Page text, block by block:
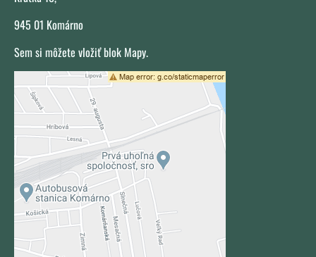
945 01 Komárno
Sem si môžete vložiť blok Mapy.
Externý obsah je blokovaný Voľbami
súkromia
Prajete si načítať externý obsah?
Povoliť tentokrát
Povoliť a zapamätať - súhlas s
druhom cookie: Funkčné